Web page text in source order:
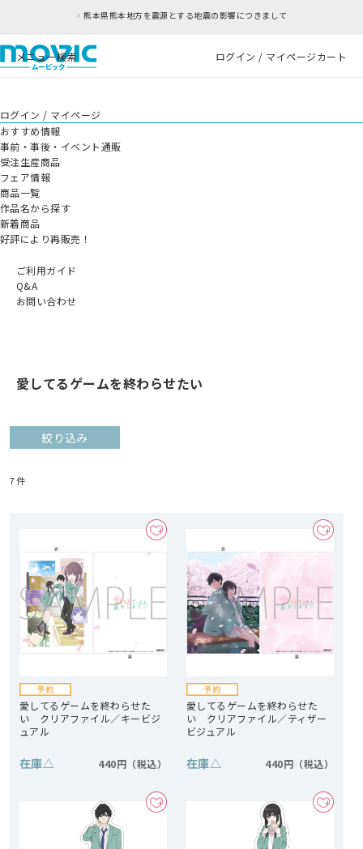
熊本県熊本地方を震源とする地震の影響につきまして
メニュー検索 ログイン / マイページカート
ログイン / マイページ
おすすめ情報
事前・事後・イベント通販
受注生産商品
フェア情報
商品一覧
作品名から探す
新着商品
好評により再販売！
ご利用ガイド
Q&A
お問い合わせ
愛してるゲームを終わらせたい
絞り込み
7件
愛してるゲームを終わらせた
い クリアファイル／キービジ
ュアル
在庫△ 440円
愛してるゲームを終わらせた
い クリアファイル／ティザー
ビジュアル
在庫△ 440円